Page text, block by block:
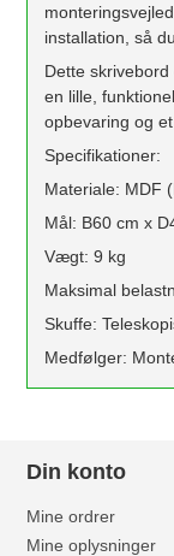
installation, så
Dette
en lille,
opbevaring og
Specifikationer:
Materiale: MDF
Mål: B60 cm x
Vægt: 9 kg
Maksimal
Skuffe:
Medfølger:
Din konto
Mine ordrer
Mine oplysninger